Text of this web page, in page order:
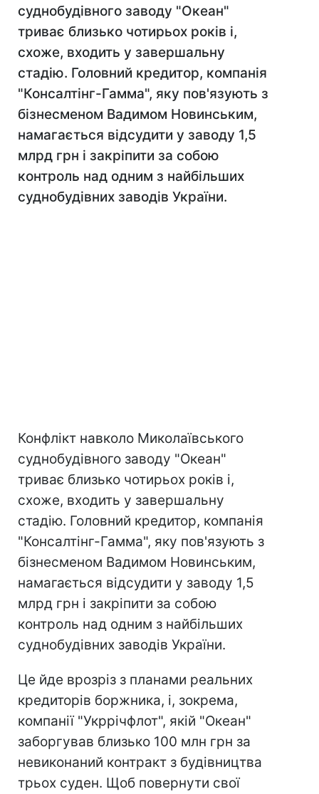
суднобудівного заводу "Океан"
триває близько чотирьох років і,
схоже, входить у завершальну
стадію. Головний кредитор, компанія
"Консалтінг-Гамма", яку пов'язують з
бізнесменом Вадимом Новинським,
намагається відсудити у заводу 1,5
млрд грн і закріпити за собою
контроль над одним з найбільших
суднобудівних заводів України.
Конфлікт навколо Миколаївського
суднобудівного заводу "Океан"
триває близько чотирьох років і,
схоже, входить у завершальну
стадію. Головний кредитор, компанія
"Консалтінг-Гамма", яку пов'язують з
бізнесменом Вадимом Новинським,
намагається відсудити у заводу 1,5
млрд грн і закріпити за собою
контроль над одним з найбільших
суднобудівних заводів України.
Це йде врозріз з планами реальних
кредиторів боржника, і, зокрема,
компанії "Укррічфлот", якій "Океан"
заборгував близько 100 млн грн за
невиконаний контракт з будівництва
трьох суден. Щоб повернути свої